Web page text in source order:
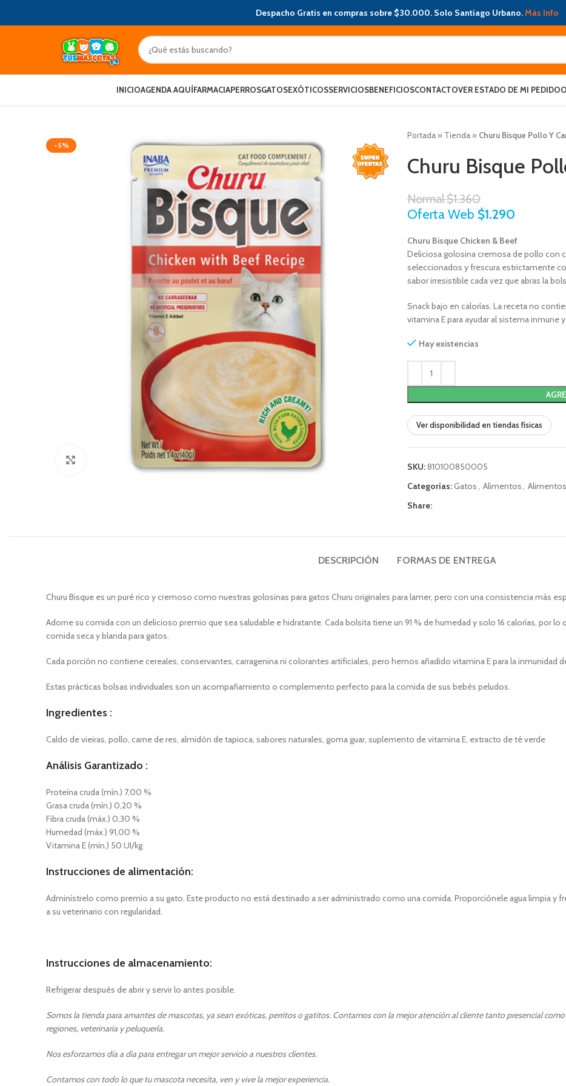
Despacho Gratis en compras sobre $30.000. Solo Santiago Urbano.Más Info
INICIOAGENDA AQUÍFARMACIAPERROSGATOSEXÓTICOSSERVICIOSBENEFICIOSCONTACTOVER ESTADO DE MI PEDIDO
-5%
Click to enlarge
Portada » Tienda » Churu Bisque Pollo Y
Churu Bisque
Normal$1.360
Oferta Web $1.290
Churu Bisque Chicken & Beef
Deliciosa golosina cremosa de pollo con
seleccionados y frescura estrictamente
sabor irresistible cada vez que abras la
Snack bajo en calorías. La receta no
vitamina E para ayudar al sistema
Hay existencias
Ver disponibilidad en tiendas físicas
SKU:810100850005
Categorías:Gatos, Alimentos,
Share:
DESCRIPCIÓN FORMAS DE ENTREGA
Churu Bisque es un puré rico y cremoso como nuestras golosinas para gatos Churu originales para lamer, pero con una consistencia más
Adorne su comida con un delicioso premio que sea saludable e hidratante. Cada bolsita tiene un 91 % de humedad y solo 16 calorías, por lo
comida seca y blanda para gatos.
Cada porción no contiene cereales, conservantes, carragenina ni colorantes artificiales, pero hemos añadido vitamina E para la inmunidad
Estas prácticas bolsas individuales son un acompañamiento o complemento perfecto para la comida de sus bebés peludos.
Ingredientes :
Caldo de vieiras, pollo, carne de res, almidón de tapioca, sabores naturales, goma guar, suplemento de vitamina E, extracto de té verde
Análisis Garantizado :
Proteína cruda (mín.) 7,00 %
Grasa cruda (mín.) 0,20 %
Fibra cruda (máx.) 0,30 %
Humedad (máx.) 91,00 %
Vitamina E (mín.) 50 UI/kg
Instrucciones de alimentación:
Adminístrelo como premio a su gato. Este producto no está destinado a ser administrado como una comida. Proporciónele agua limpia y
a su veterinario con regularidad.
Instrucciones de almacenamiento:
Refrigerar después de abrir y servir lo antes posible.
Somos la tienda para amantes de mascotas, ya sean exóticas, perritos o gatitos. Contamos con la mejor atención al cliente tanto presencial
regiones, veterinaria y peluquería.
Nos esforzamos día a día para entregar un mejor servicio a nuestros clientes.
Contamos con todo lo que tu mascota necesita, ven y vive la mejor experiencia.